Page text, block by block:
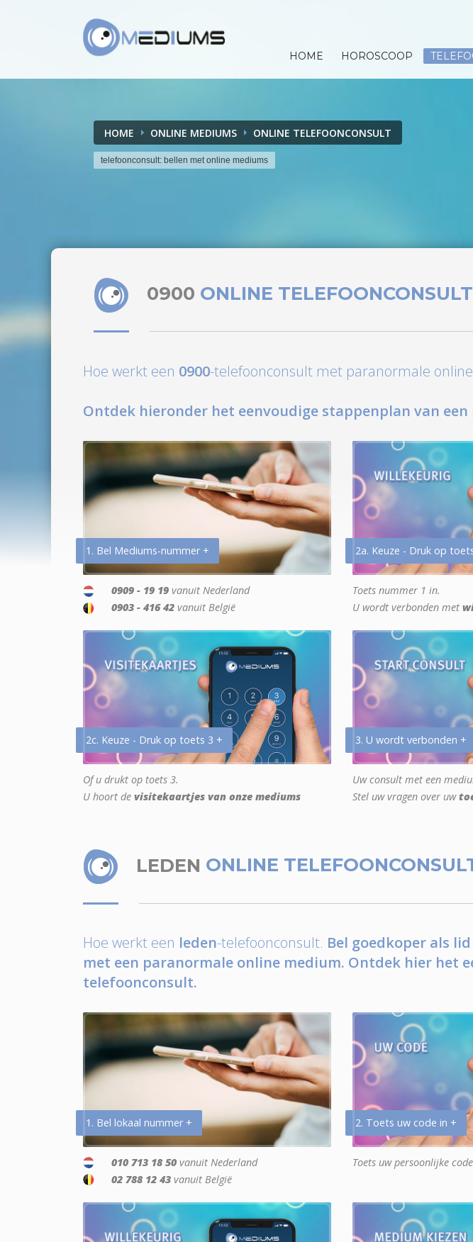
HOME HOROSCOOP
HOME ONLINE MEDIUMS ONLINE TELEFOONCONSULT
telefoonconsult: bellen met online mediums
0900 ONLINE TELEFOONCONSULT
Hoe werkt een 0900-telefoonconsult met paranormale
Ontdek hieronder het eenvoudige stappenplan van
1. Bel Mediums-nummer +
0909 - 19 19 vanuit Nederland
0903 - 416 42 vanuit België
2a. Keuze - Druk op
Toets nummer 1 in.
U wordt verbonden met
2c. Keuze - Druk op toets 3 +
Of u drukt op toets 3.
U hoort de visitekaartjes van onze mediums
3. U wordt verbonden +
Uw consult met een
Stel uw vragen over uw
LEDEN ONLINE
Hoe werkt een leden-telefoonconsult. Bel goedkoper als
met een paranormale online medium. Ontdek hier het
telefoonconsult.
1. Bel lokaal nummer +
010 713 18 50 vanuit Nederland
02 788 12 43 vanuit België
2. Toets uw code in +
Toets uw persoonlijke